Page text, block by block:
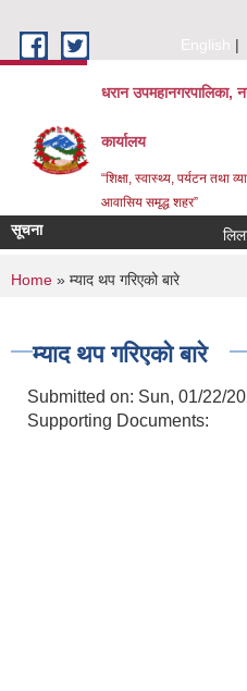
English
धरान उपमहानगरपालिका,
कार्यालय
“शिक्षा, स्वास्थ्य, पर्यटन तथा
आवासिय समृद्ध शहर”
सूचना
You are here
Home » म्याद थप गरिएको बारे
म्याद थप गरिएको बारे
Submitted on: Sun, 01/22/
Supporting Documents: